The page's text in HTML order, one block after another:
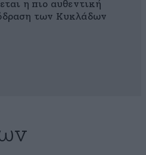
η πιο αυθεντική
των Κυκλάδων